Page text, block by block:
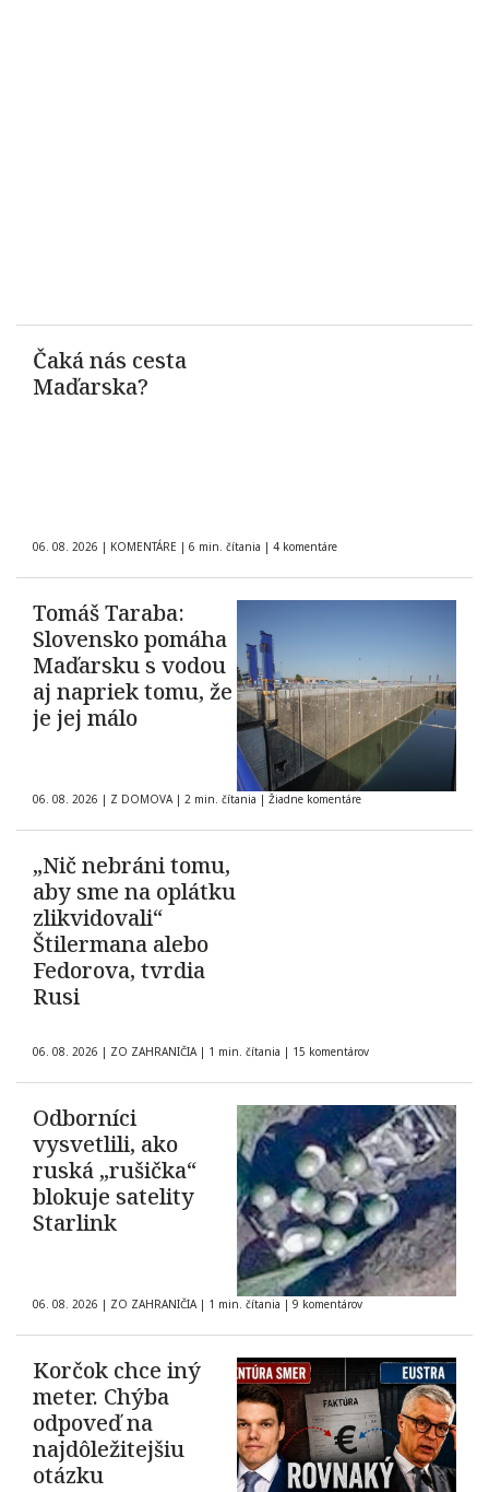
Čaká nás cesta
Maďarska?
06. 08. 2026 | KOMENTÁRE | 6 min. čítania | 4 komentáre
Tomáš Taraba:
Slovensko pomáha
Maďarsku s vodou
aj napriek tomu, že
je jej málo
06. 08. 2026 | Z DOMOVA | 2 min. čítania | Žiadne komentáre
„Nič nebráni tomu,
aby sme na oplátku
zlikvidovali“
Štilermana alebo
Fedorova, tvrdia
Rusi
06. 08. 2026 | ZO ZAHRANIČIA | 1 min. čítania | 15 komentárov
Odborníci
vysvetlili, ako
ruská „rušička“
blokuje satelity
Starlink
06. 08. 2026 | ZO ZAHRANIČIA | 1 min. čítania | 9 komentárov
Korčok chce iný
meter. Chýba
odpoveď na
najdôležitejšiu
otázku